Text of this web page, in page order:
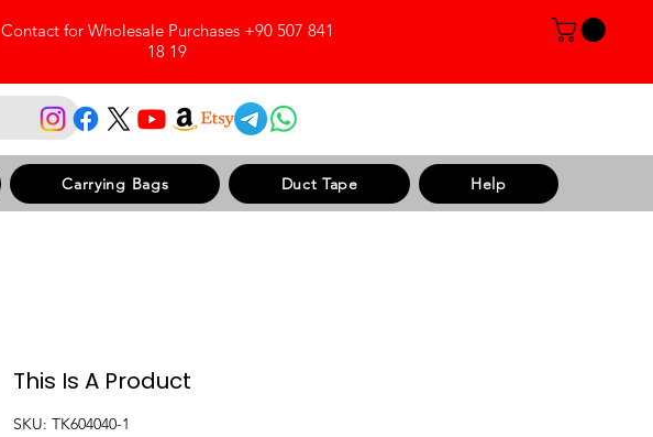
Contact for Wholesale Purchases +90 507 841
18 19
Carrying Bags Duct Tape Help
This Is A Product
SKU: TK604040-1